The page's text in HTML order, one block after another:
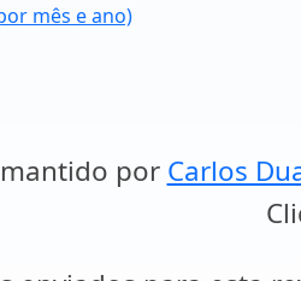
mês e ano)
por Carlos